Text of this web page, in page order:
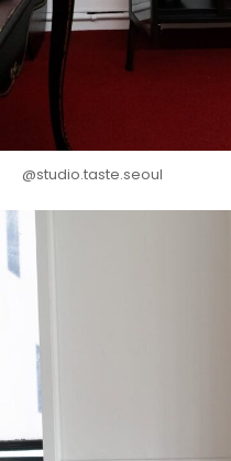
@studio.taste.seoul